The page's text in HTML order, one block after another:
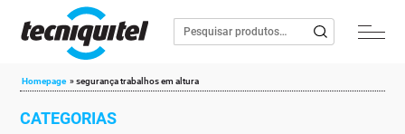
Homepage »segurança trabalhos em altura
CATEGORIAS